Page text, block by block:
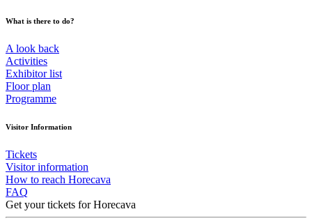
What is there to do?
A look back
Activities
Exhibitor list
Floor plan
Programme
Visitor Information
Tickets
Visitor information
How to reach Horecava
FAQ
Get your tickets for Horecava